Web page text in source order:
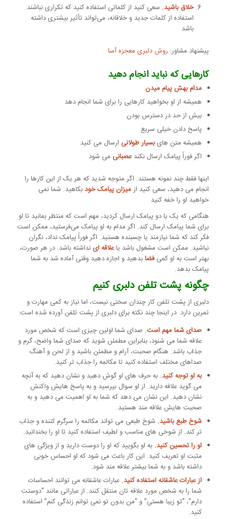
خلاق باشید. سعی کنید از کلماتی استفاده کنید که تکراری نباشند.
استفاده از کلمات جدید و خلاقانه، می‌تواند تأثیر بیشتری داشته
باشد
پیشنهاد مشاور: روش دلبری معجزه آسا
کارهایی که نباید انجام دهید
مدام بهش پیام میدن
همیشه از او بخواهید کارهایی را برای شما انجام دهد
بیش از حد در دسترس بودن
پاسخ دادن خیلی سریع
همیشه متن هایبسیار طولانی ارسال می کنید
اگر فوراً پیامک ارسال نکندعصبانی می شود
اینها فقط چند نمونه هستند. اگر متوجه شدید که هر یک از این کارها را
انجام می دهید، سعی کنید ازمیزان پیامک خودبکاهید. شما نمی
خواهید او را خفه کنید
هنگامی که یک یا دو پیامک ارسال کردید، مهم است که منتظر بمانید تا او
برای شما پیامک ارسال کند. اگر مدام به او پیامک می‌فرستید، ممکن است
فکر کند که شما نیازمند یا چسبنده هستید. اگر فوراً پیامک نداد، نگران
نباشید. ممکن است مشغول باشد یاعلاقه اینداشته باشد. در هر صورت،
بهتر است به او کمیفضابدهید و اجازه دهید وقتی آماده شد به شما
پیامک بدهد.
چگونه پشت تلفن دلبری کنیم
دلبری از پشت تلفن کار چندان سختی نیست، اما نیاز به کمی مهارت و
تمرین دارد. در اینجا چند نکته برای دلبری از پشت تلفن آورده شده است:
صدای شما مهم است. صدای شما اولین چیزی است که شخص مورد
علاقه شما می شنود، بنابراین مطمئن شوید که صدای شما واضح، گرم و
جذاب باشد. هنگام صحبت، آرام و مطمئن باشید و از لحن و آهنگ
صداهای مختلف استفاده کنید تا مکالمه را جذاب تر کنید.
به او توجه کنید. به حرف های او گوش دهید و نشان دهید که به آنچه
می گوید علاقه دارید. از او سوال بپرسید و به پاسخ هایش واکنش
نشان دهید. این نشان می دهد که شما به او اهمیت می دهید و به
صحبت هایش علاقه مند هستید.
شوخ طبع باشید. شوخ طبعی می تواند مکالمه را سرگرم کننده و جذاب
تر کند. از شوخی های مناسب و لطیف استفاده کنید تا او را بخندانید.
او را تحسین کنید. به او بگویید که او را دوست دارید و از ویژگی های
مثبت او تعریف کنید. این کار باعث می شود که او احساس خوبی
داشته باشد و به شما بیشتر علاقه مند شود.
از عبارات عاشقانه استفاده کنید. عبارات عاشقانه می توانند احساسات
شما را به شخص مورد علاقه تان منتقل کنند. از عباراتی مانند “دوستت
دارم”، “تو زیبا هستی” و “من بدون تو نمی توانم زندگی کنم” استفاده
کنید.